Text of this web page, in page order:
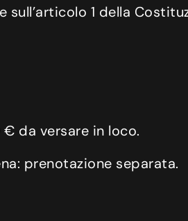
1 della
da versare in loco.
prenotazione separata.